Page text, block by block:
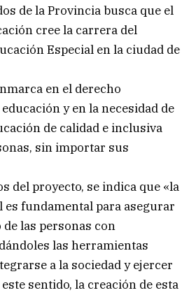
de la Provincia busca que el
cree la carrera del
Especial en la ciudad de
en el derecho
y en la necesidad de
de calidad e inclusiva
sin importar sus
del proyecto, se indica que «la
es fundamental para asegurar
las personas con
las herramientas
a la sociedad y ejercer
sentido, la creación de esta